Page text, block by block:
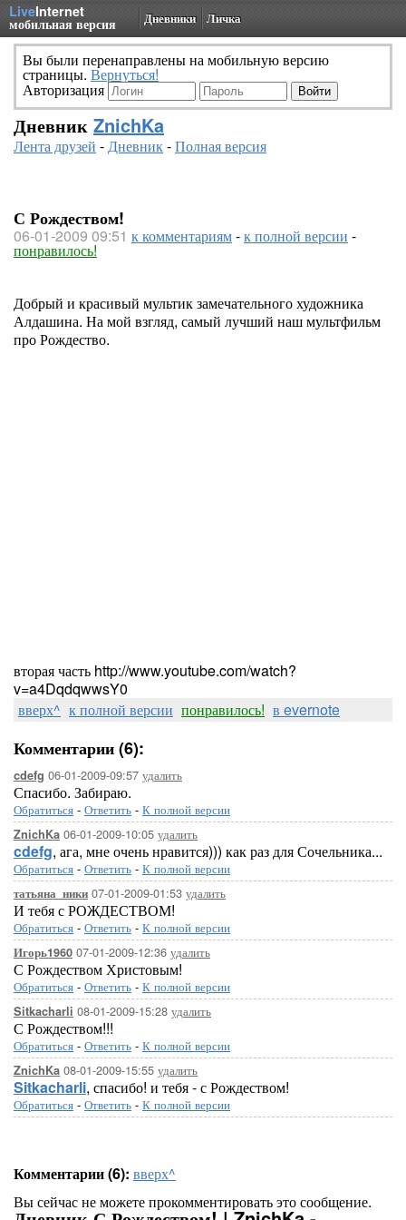
LiveInternet
мобильная версия Дневники Личка
Вы были перенаправлены на мобильную версию
страницы. Вернуться!
Авторизация
Дневник ZnichKa
Лента друзей -Дневник-Полная версия
С Рождеством!
06-01-2009 09:51 к комментариям-к полной версии -
понравилось!
Добрый и красивый мультик замечательного художника
Алдашина. На мой взгляд, самый лучший наш мультфильм
про Рождество.
вторая часть http://www.youtube.com/watch?
v=a4DqdqwwsY0
вверх^ к полной версии понравилось! в evernote
Комментарии (6):
cdefg 06-01-2009-09:57 удалить
Спасибо. Забираю.
Обратиться - Ответить - К полной версии
ZnichKa 06-01-2009-10:05 удалить
cdefg, ага, мне очень нравится))) как раз для Сочельника...
Обратиться - Ответить - К полной версии
татьяна_ники 07-01-2009-01:53 удалить
И тебя с РОЖДЕСТВОМ!
Обратиться - Ответить - К полной версии
Игорь1960 07-01-2009-12:36 удалить
С Рождеством Христовым!
Обратиться - Ответить - К полной версии
Sitkacharli 08-01-2009-15:28 удалить
С Рождеством!!!
Обратиться - Ответить - К полной версии
ZnichKa 08-01-2009-15:55 удалить
Sitkacharli, спасибо! и тебя - с Рождеством!
Обратиться - Ответить - К полной версии
Комментарии (6): вверх^
Вы сейчас не можете прокомментировать это сообщение.